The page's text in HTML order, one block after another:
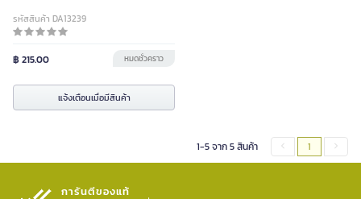
รหัสสินค้า DA13239
฿ 215.00 หมดชั่วคราว
แจ้งเตือนเมื่อมีสินค้า
1-5 จาก 5 สินค้า 1
การันตีของแท้